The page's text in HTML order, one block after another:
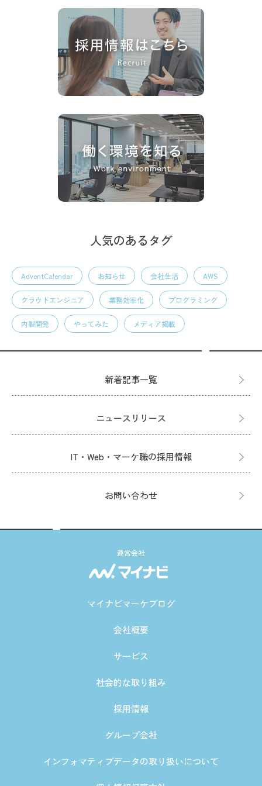
人気のあるタグ
AdventCalendar お知らせ 会社生活 AWS
クラウドエンジニア 業務効率化 プログラミング
内製開発 やってみた メディア掲載
新着記事一覧
ニュースリリース
IT・Web・マーケ職の採用情報
お問い合わせ
運営会社
マイナビマーケブログ
会社概要
サービス
社会的な取り組み
採用情報
グループ会社
インフォマティブデータの取り扱いについて